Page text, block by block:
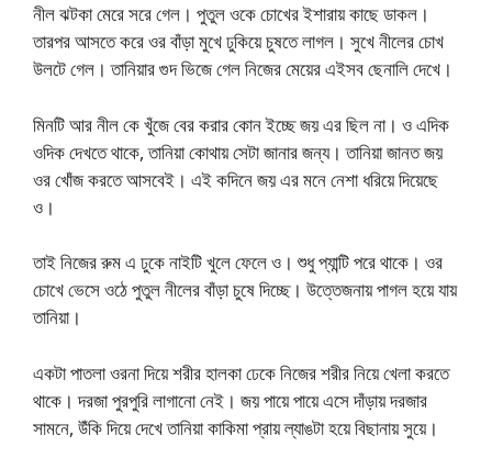
নীল ঝটকা মেরে সরে গেল। পুতুল ওকে চোখের ইশারায় কাছে ডাকল।
তারপর আসতে করে ওর বাঁড়া মুখে ঢুকিয়ে চুষতে লাগল। সুখে নীলের চোখ
উলটে গেল। তানিয়ার গুদ ভিজে গেল নিজের মেয়ের এইসব ছেনালি দেখে।
মিনটি আর নীল কে খুঁজে বের করার কোন ইচ্ছে জয় এর ছিল না। ও এদিক
ওদিক দেখতে থাকে, তানিয়া কোথায় সেটা জানার জন্য। তানিয়া জানত জয়
ওর খোঁজ করতে আসবেই। এই কদিনে জয় এর মনে নেশা ধরিয়ে দিয়েছে
ও।
তাই নিজের রুম এ ঢুকে নাইটি খুলে ফেলে ও। শুধু প্যান্টি পরে থাকে। ওর
চোখে ভেসে ওঠে পুতুল নীলের বাঁড়া চুষে দিচ্ছে। উত্তেজনায় পাগল হয়ে যায়
তানিয়া।
একটা পাতলা ওরনা দিয়ে শরীর হালকা ঢেকে নিজের শরীর নিয়ে খেলা করতে
থাকে। দরজা পুরপুরি লাগানো নেই। জয় পায়ে পায়ে এসে দাঁড়ায় দরজার
সামনে, উঁকি দিয়ে দেখে তানিয়া কাকিমা প্রায় ল্যাঙটা হয়ে বিছানায় সুয়ে।